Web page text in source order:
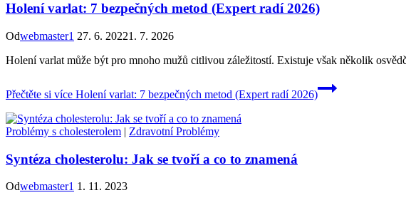
Holení varlat: 7 bezpečných metod (Expert radí 2026)
Odwebmaster1 27. 6. 20221. 7. 2026
Holení varlat může být pro mnoho mužů citlivou záležitostí. Existuje však několik
Přečtěte si více Holení varlat: 7 bezpečných metod (Expert radí 2026)
Problémy s cholesterolem | Zdravotní Problémy
Syntéza cholesterolu: Jak se tvoří a co to znamená
Odwebmaster1 1. 11. 2023